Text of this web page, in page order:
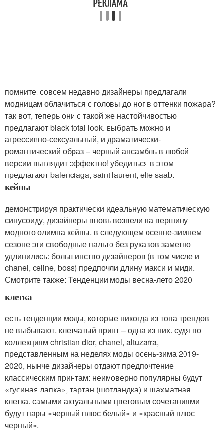
помните, совсем недавно дизайнеры предлагали
модницам облачиться с головы до ног в оттенки пожара?
так вот, теперь они с такой же настойчивостью
предлагают black total look. выбрать можно и
агрессивно-сексуальный, и драматически-
романтический образ – черный ансамбль в любой
версии выглядит эффектно! убедиться в этом
предлагают balenciaga, saint laurent, elie saab.
кейпы
демонстрируя практически идеальную математическую
синусоиду, дизайнеры вновь возвели на вершину
модного олимпа кейпы. в следующем осенне-зимнем
сезоне эти свободные пальто без рукавов заметно
удлинились: большинство дизайнеров (в том числе и
chanel, celine, boss) предпочли длину макси и миди.
Смотрите также: Тенденции моды весна-лето 2020
клетка
есть тенденции моды, которые никогда из топа трендов
не выбывают. клетчатый принт – одна из них. судя по
коллекциям christian dior, chanel, altuzarra,
представленным на неделях моды осень-зима 2019-
2020, нынче дизайнеры отдают предпочтение
классическим принтам: неимоверно популярны будут
«гусиная лапка», тартан (шотландка) и шахматная
клетка. самыми актуальными цветовым сочетаниями
будут пары «черный плюс белый» и «красный плюс
черный».